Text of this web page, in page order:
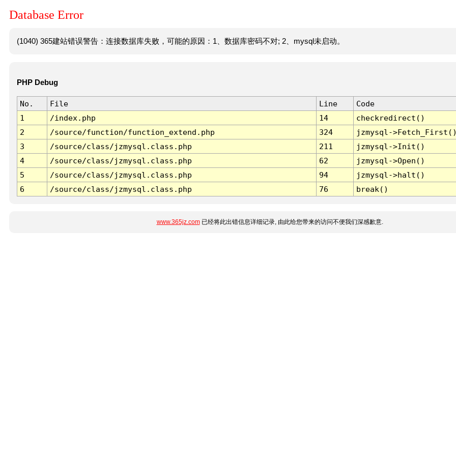
Database Error
(1040) 365建站错误警告：连接数据库失败，可能的原因：1、数据库密码不对; 2、mysql未启动。
PHP Debug
No. File Line
Code
1
/index.php 14
checkredirect()
2
/source/function/function_extend.php 324
jzmysql-
3
/source/class/jzmysql.class.php 211
jzmysql->Init()
4
/source/class/jzmysql.class.php 62
jzmysql->Open()
5
/source/class/jzmysql.class.php 94
jzmysql->halt()
6
/source/class/jzmysql.class.php 76 break()
www.365jz.com已经将此出错信息详细记录, 由此给您带来的访问不便我们深感歉意.